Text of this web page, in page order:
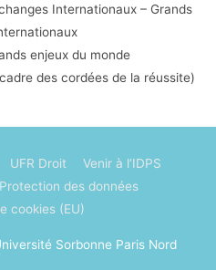
Internationaux – Grands
enjeux du monde
des cordées de la réussite)
UFR Droit
Venir à l’IDPS
Protection des données
cookies (EU)
Sorbonne Paris Nord